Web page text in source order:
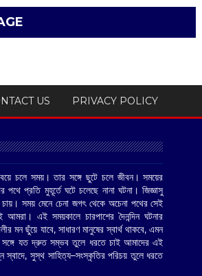
US PRIVACY POLICY
চলে সময়। তার সঙ্গে ছুটে চলে জীবন। সময়ের
পথে প্রতি মুহূর্তে ঘটে চলেছে নানা ঘটনা। জিজ্ঞাসু
সময় মেনে চেনা জগৎ থেকে অচেনা পথের সেই
আমরা। এই সময়কালে চারপাশের দৈনন্দিন ঘটনার
মন ছুঁয়ে যাবে, সাধারণ মানুষের স্বার্থ থাকবে, এমন
যত দ্রুত সম্ভব তুলে ধরতে চাই আমাদের এই
স্বাদে, সুস্থ সাহিত্য–সংস্কৃতির পরিচয় তুলে ধরতে